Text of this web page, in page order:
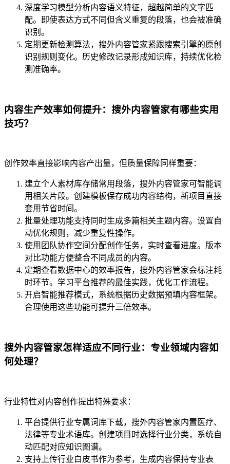
深度学习模型分析内容语义特征，超越简单的文字匹
配。即使表达方式不同但含义重复的段落，也会被准确
识别。
定期更新检测算法，搜外内容管家紧跟搜索引擎的原创
识别规则变化。历史修改记录形成知识库，持续优化检
测准确率。
内容生产效率如何提升：搜外内容管家有哪些实用
技巧？
创作效率直接影响内容产出量，但质量保障同样重要：
建立个人素材库存储常用段落，搜外内容管家可智能调
用相关片段。创建模板保存成功内容结构，新项目直接
套用节省时间。
批量处理功能支持同时生成多篇相关主题内容。设置自
动优化规则，减少重复性操作。
使用团队协作空间分配创作任务，实时查看进度。版本
对比功能方便整合不同成员的内容。
定期查看数据中心的效率报告，搜外内容管家会标注耗
时环节。学习平台推荐的最佳实践，优化工作流程。
开启智能推荐模式，系统根据历史数据预填内容框架。
合理使用这些功能可提升三倍效率。
搜外内容管家怎样适应不同行业：专业领域内容如
何处理？
行业特性对内容创作提出特殊要求：
平台提供行业专属词库下载，搜外内容管家内置医疗、
法律等专业术语库。创建项目时选择行业分类，系统自
动匹配对应知识图谱。
支持上传行业白皮书作为参考，生成内容保持专业表